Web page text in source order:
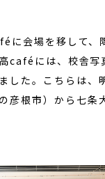
に会場を移して、
caféには、校舎写
した。こちらは、
彦根市）から七条